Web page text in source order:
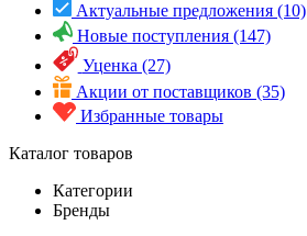
Актуальные предложения (10)
Новые поступления (147)
Уценка (27)
Акции от поставщиков (35)
Избранные товары
Каталог товаров
Категории
Бренды